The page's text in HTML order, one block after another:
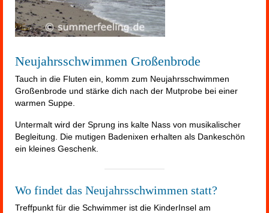
Neujahrsschwimmen Großenbrode
Tauch in die Fluten ein, komm zum Neujahrsschwimmen
Großenbrode und stärke dich nach der Mutprobe bei einer
warmen Suppe.
Untermalt wird der Sprung ins kalte Nass von musikalischer
Begleitung. Die mutigen Badenixen erhalten als Dankeschön
ein kleines Geschenk.
Wo findet das Neujahrsschwimmen statt?
Treffpunkt für die Schwimmer ist die KinderInsel am